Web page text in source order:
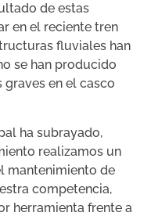
de estas
en el reciente tren
fluviales han
se han producido
en el casco
ha subrayado,
realizamos un
mantenimiento de
competencia,
herramienta frente a